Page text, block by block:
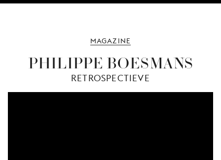
TICKETS &
MAGAZINE
PHILIPPE BOESMANS
RETROSPECTIEVE